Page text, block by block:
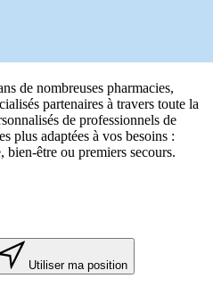
de nombreuses pharmacies,
partenaires à travers toute la
de professionnels de
plus adaptées à vos besoins :
être ou premiers secours.
Utiliser ma position